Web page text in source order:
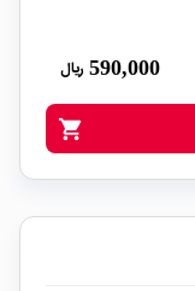
590,000 ریال
shopping_cart